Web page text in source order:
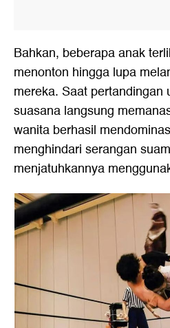
Bahkan, beberapa anak
menonton hingga lupa
mereka. Saat pertandingan
suasana langsung
wanita berhasil
menghindari serangan
menjatuhkannya